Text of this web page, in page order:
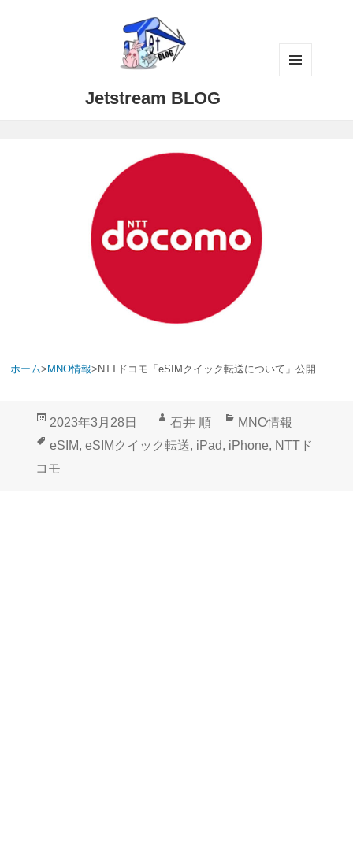
Jetstream BLOG
ホーム> MNO情報> NTTドコモ「eSIMクイック転送について」公開
投
稿
日:
2023年3月28日
作
成
石井 順
カ
テ
MNO情報
タ
グ
eSIM, eSIMクイック転送, iPad, iPhone, NTTド
コモ